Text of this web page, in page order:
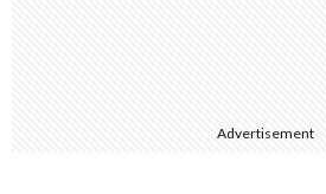
Advertisement